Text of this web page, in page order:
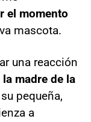
el momento
mascota.
una reacción
madre de la
pequeña,
a